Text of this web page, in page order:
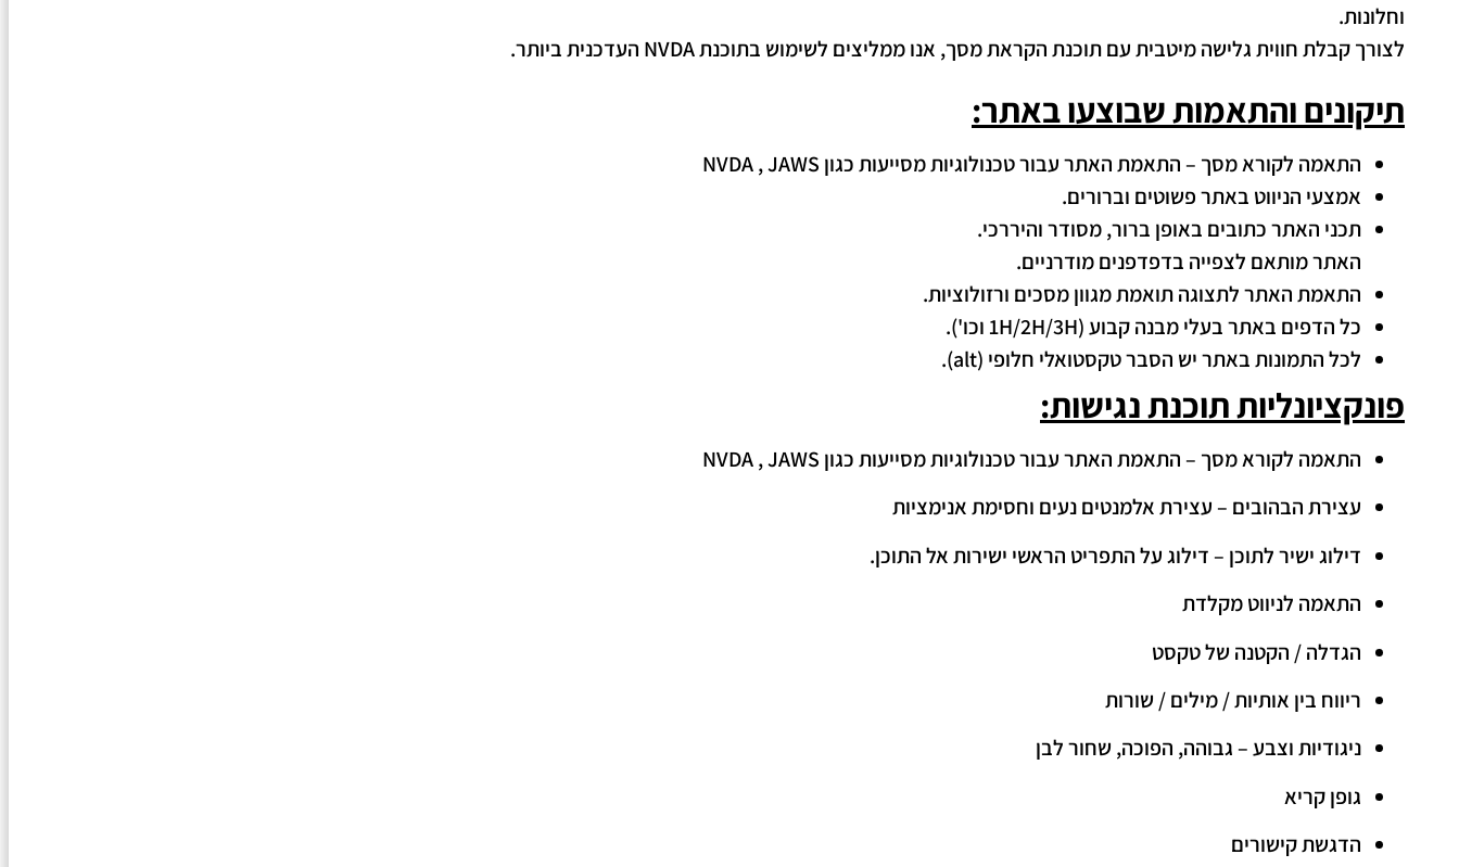
וחלונות.
לצורך קבלת חווית גלישה מיטבית עם תוכנת הקראת מסך, אנו ממליצים לשימוש בתוכנת NVDA העדכנית ביותר.
תיקונים והתאמות שבוצעו באתר:
התאמה לקורא מסך – התאמת האתר עבור טכנולוגיות מסייעות כגון NVDA , JAWS
אמצעי הניווט באתר פשוטים וברורים.
תכני האתר כתובים באופן ברור, מסודר והיררכי.
האתר מותאם לצפייה בדפדפנים מודרניים.
התאמת האתר לתצוגה תואמת מגוון מסכים ורזולוציות.
כל הדפים באתר בעלי מבנה קבוע (1H/2H/3H וכו').
לכל התמונות באתר יש הסבר טקסטואלי חלופי (alt).
פונקציונליות תוכנת נגישות:
התאמה לקורא מסך – התאמת האתר עבור טכנולוגיות מסייעות כגון NVDA , JAWS
עצירת הבהובים – עצירת אלמנטים נעים וחסימת אנימציות
דילוג ישיר לתוכן – דילוג על התפריט הראשי ישירות אל התוכן.
התאמה לניווט מקלדת
הגדלה / הקטנה של טקסט
ריווח בין אותיות / מילים / שורות
ניגודיות וצבע – גבוהה, הפוכה, שחור לבן
גופן קריא
הדגשת קישורים